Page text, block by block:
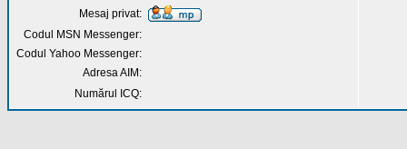
Mesaj privat:
Codul MSN Messenger:
Codul Yahoo Messenger:
Adresa AIM:
Numărul ICQ: